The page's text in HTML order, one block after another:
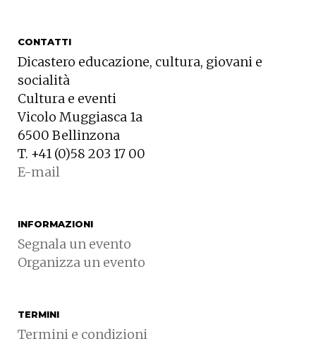
CONTATTI
Dicastero educazione, cultura, giovani e
socialità
Cultura e eventi
Vicolo Muggiasca 1a
6500 Bellinzona
T. +41 (0)58 203 17 00
E-mail
INFORMAZIONI
Segnala un evento
Organizza un evento
TERMINI
Termini e condizioni